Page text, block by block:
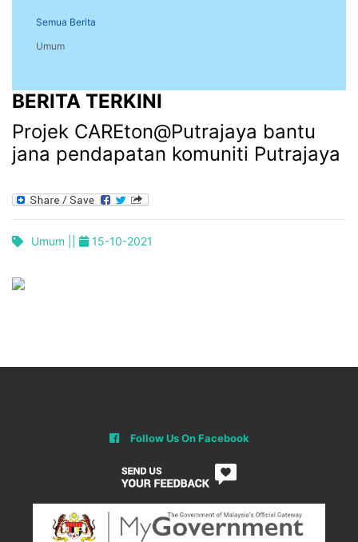
Semua Berita
Umum
BERITA TERKINI
Projek CAREton@Putrajaya bantu
jana pendapatan komuniti Putrajaya
Umum || 15-10-2021
Follow Us On Facebook